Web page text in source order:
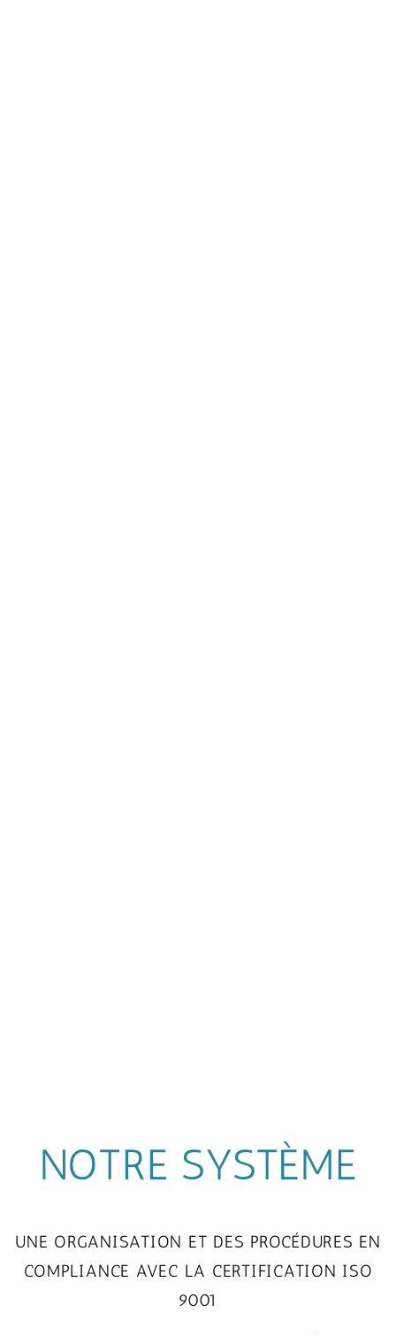
NOTRE SYSTÈME
UNE ORGANISATION ET DES PROCÉDURES EN
COMPLIANCE AVEC LA CERTIFICATION ISO
9001